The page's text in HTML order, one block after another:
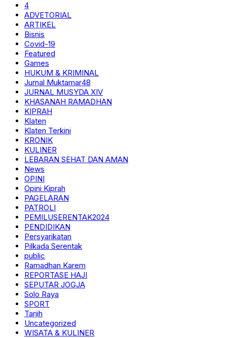
4
ADVETORIAL
ARTIKEL
Bisnis
Covid-19
Featured
Games
HUKUM & KRIMINAL
Jurnal Muktamar48
JURNAL MUSYDA XIV
KHASANAH RAMADHAN
KIPRAH
Klaten
Klaten Terkini
KRONIK
KULINER
LEBARAN SEHAT DAN AMAN
News
OPINI
Opini Kiprah
PAGELARAN
PATROLI
PEMILUSERENTAK2024
PENDIDIKAN
Persyarikatan
Pilkada Serentak
public
Ramadhan Karem
REPORTASE HAJI
SEPUTAR JOGJA
Solo Raya
SPORT
Tarjih
Uncategorized
WISATA & KULINER